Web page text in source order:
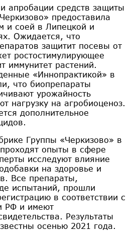
апробации средств защиты
предоставила
и соей в Липецкой и
Ожидается, что
защитит посевы от
ростостимулирующее
иммунитет растений.
«Иннопрактикой» в
что биопрепараты
урожайность
нагрузку на агробиоценоз.
дополнительное
Группы «Черкизово» в
опыты в сфере
исследуют влияние
на здоровье и
Все препараты,
испытаний, прошли
в соответствии с
РФ и имеют
Результаты
осенью 2021 года.